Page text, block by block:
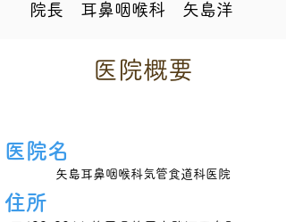
院長 耳鼻咽喉科 矢島洋
​医院概要
​医院名
​矢島耳鼻咽喉科気管食道科医院
​住所